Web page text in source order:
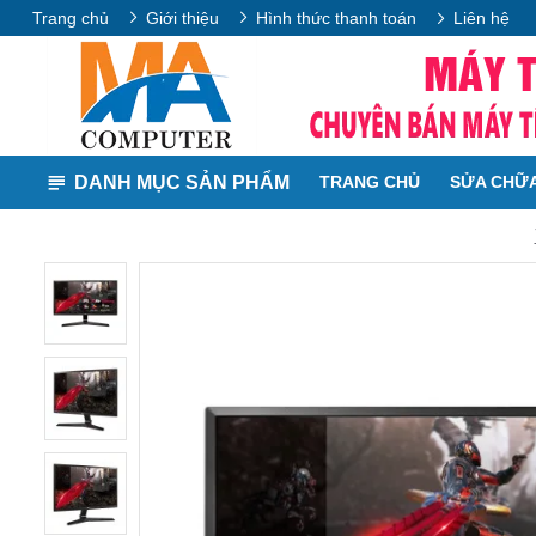
Trang chủ Giới thiệu Hình thức thanh toán Liên hệ
DANH MỤC SẢN PHẨM TRANG CHỦ SỬA